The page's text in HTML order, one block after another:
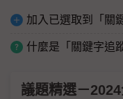
加入已選取到「關
什麼是「關鍵字追
議題精選－